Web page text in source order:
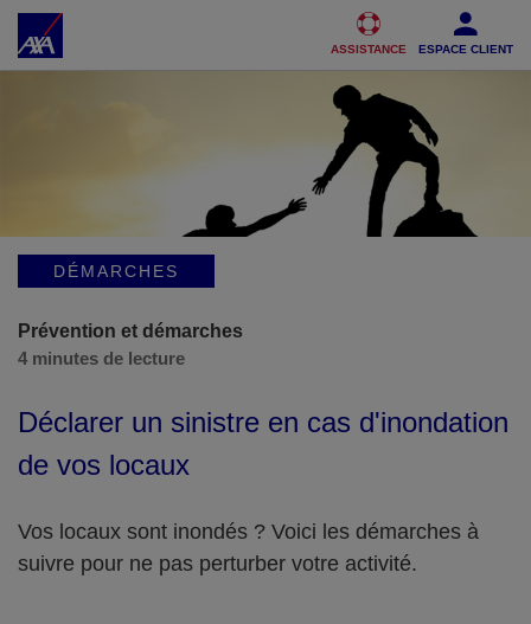
Accéder au Contenu Accéder au Pied de page
ASSISTANCE ESPACE CLIENT
DÉMARCHES
Prévention et démarches
4 minutes de lecture
Déclarer un sinistre en cas d'inondation
de vos locaux
Vos locaux sont inondés ? Voici les démarches à
suivre pour ne pas perturber votre activité.